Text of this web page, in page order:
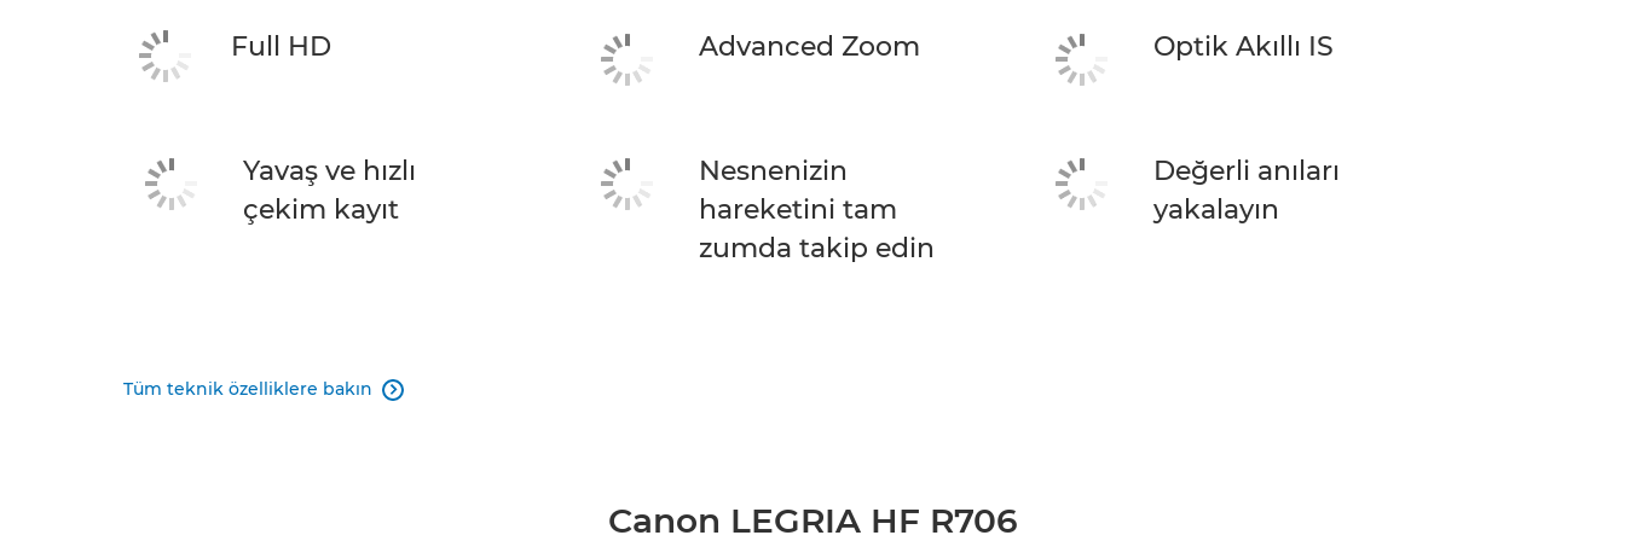
Full HD Advanced Zoom Optik Akıllı IS
Yavaş ve hızlı
çekim kayıt
Nesnenizin
hareketini tam
zumda takip edin
Değerli anıları
yakalayın
Tüm teknik özelliklere bakın 
Canon LEGRIA HF R706